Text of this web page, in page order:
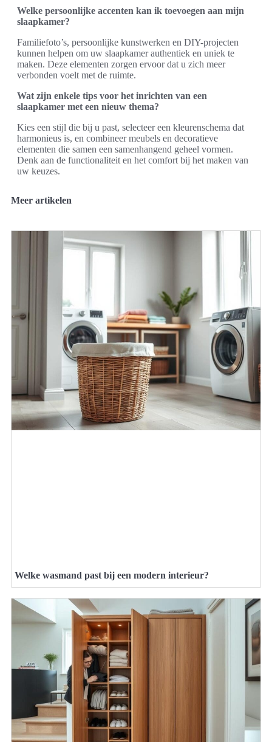
Welke persoonlijke accenten kan ik toevoegen aan mijn
slaapkamer?
Familiefoto’s, persoonlijke kunstwerken en DIY-projecten
kunnen helpen om uw slaapkamer authentiek en uniek te
maken. Deze elementen zorgen ervoor dat u zich meer
verbonden voelt met de ruimte.
Wat zijn enkele tips voor het inrichten van een
slaapkamer met een nieuw thema?
Kies een stijl die bij u past, selecteer een kleurenschema dat
harmonieus is, en combineer meubels en decoratieve
elementen die samen een samenhangend geheel vormen.
Denk aan de functionaliteit en het comfort bij het maken van
uw keuzes.
Meer artikelen
Welke wasmand past bij een modern interieur?